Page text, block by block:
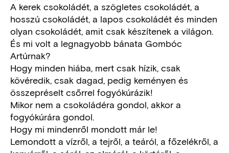
A kerek csokoládét, a szögletes csokoládét, a
hosszú csokoládét, a lapos csokoládét és minden
olyan csokoládét, amit csak készítenek a világon.
És mi volt a legnagyobb bánata Gombóc
Artúrnak?
Hogy minden hiába, mert csak hízik, csak
kövéredik, csak dagad, pedig keményen és
összepréselt csőrrel fogyókúrázik!
Mikor nem a csokoládéra gondol, akkor a
fogyókúrára gondol.
Hogy mi mindenről mondott már le!
Lemondott a vízről, a tejről, a teáról, a főzelékről, a